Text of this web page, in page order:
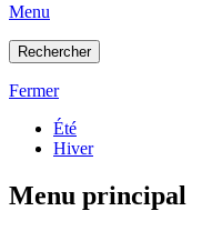
Menu
Rechercher
Fermer
Été
Hiver
Menu principal